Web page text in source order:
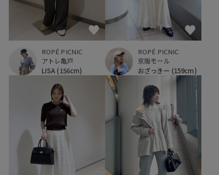
ROPÉ PICNIC
アトレ亀戸
LISA (156cm)
ROPÉ PICNIC
京阪モール
おざっきー (159cm)